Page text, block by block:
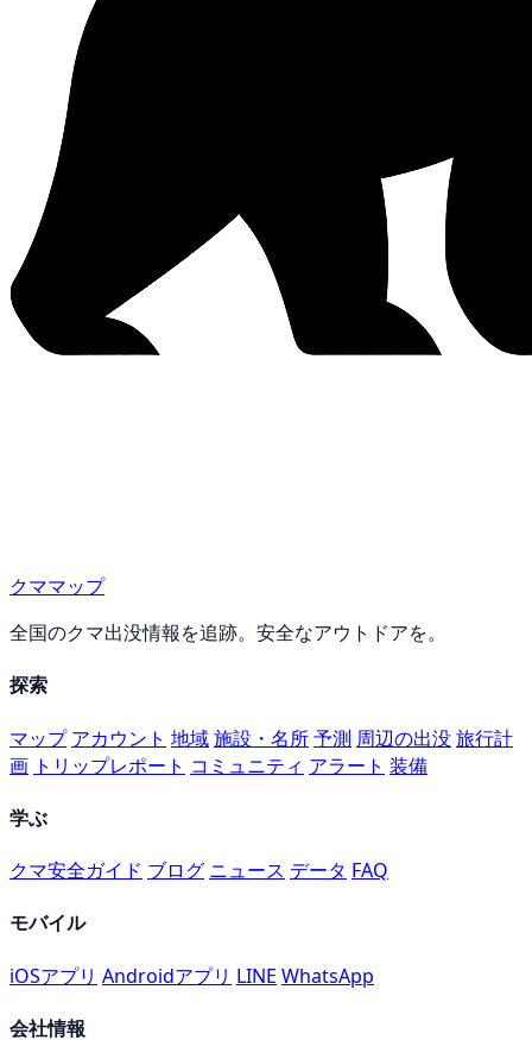
クママップ
全国のクマ出没情報を追跡。安全なアウトドアを。
探索
マップ アカウント 地域施設・名所予測 周辺の出没旅行計
画 トリップレポート コミュニティ アラート 装備
学ぶ
クマ安全ガイド ブログ ニュース データ FAQ
モバイル
iOSアプリ Androidアプリ LINE WhatsApp
会社情報